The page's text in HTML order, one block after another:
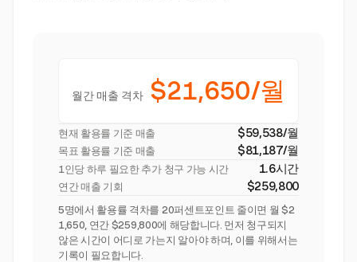
월간 매출 격차 $21,650/월
현재 활용률 기준 매출 $59,538/월
목표 활용률 기준 매출 $81,187/월
1인당 하루 필요한 추가 청구 가능 시간 1.6시간
연간 매출 기회 $259,800
5명에서 활용률 격차를 20퍼센트포인트 줄이면 월 $2
1,650, 연간 $259,800에 해당합니다. 먼저 청구되지
않은 시간이 어디로 가는지 알아야 하며, 이를 위해서는
기록이 필요합니다.